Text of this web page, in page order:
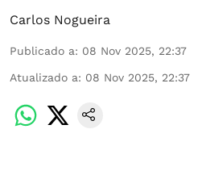
Carlos Nogueira
Publicado a: 08 Nov 2025, 22:37
Atualizado a: 08 Nov 2025, 22:37